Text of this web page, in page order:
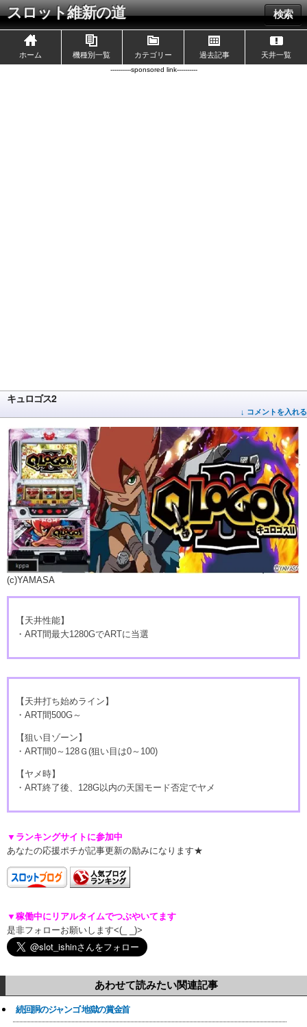
スロット維新の道 検索
ホーム 機種別一覧 カテゴリー 過去記事 天井一覧
----------sponsored link----------
キュロゴス2
↓ コメントを入れる
(c)YAMASA
【天井性能】
・ART間最大1280GでARTに当選
【天井打ち始めライン】
・ART間500G～
【狙い目ゾーン】
・ART間0～128Ｇ(狙い目は0～100)
【ヤメ時】
・ART終了後、128G以内の天国モード否定でヤメ
▼ランキングサイトに参加中
あなたの応援ポチが記事更新の励みになります★
▼稼働中にリアルタイムでつぶやいてます
是非フォローお願いします<(_ _)>
あわせて読みたい関連記事
続回胴のジャンゴ 地獄の賞金首